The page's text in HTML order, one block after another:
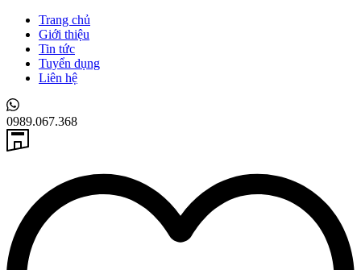
Trang chủ
Giới thiệu
Tin tức
Tuyển dụng
Liên hệ
0989.067.368